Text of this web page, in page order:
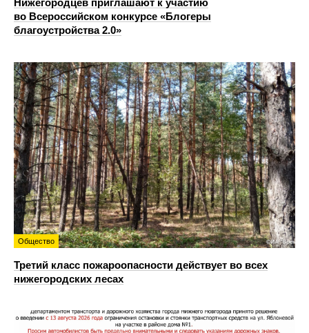
Нижегородцев приглашают к участию
во Всероссийском конкурсе «Блогеры
благоустройства 2.0»
Общество
Третий класс пожароопасности действует во всех
нижегородских лесах